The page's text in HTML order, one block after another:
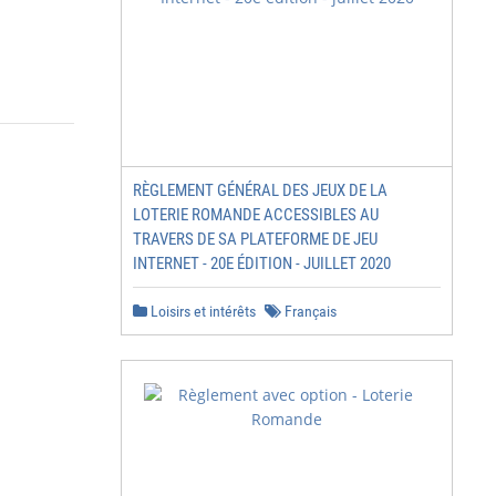
RÈGLEMENT GÉNÉRAL DES JEUX DE LA
LOTERIE ROMANDE ACCESSIBLES AU
TRAVERS DE SA PLATEFORME DE JEU
INTERNET - 20E ÉDITION - JUILLET 2020
Loisirs et intérêts Français